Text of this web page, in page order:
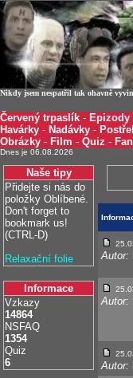
Nikdy jsem nespatřil tak ohavně
Červený trpaslík - Epizody
Havárky - Nadávky -
Obrázky - Film - Quiz -
Dnes je 06.08.2026
Naše tipy
Přidejte si nás do
položky Oblíbené.
Don't forget to
bookmark us!
(CTRL-D)
Relaxační folie
Informace
Vzkazy
14864
NSFAQ
1354
Quiz
6
Autor:
Autor:
Autor: